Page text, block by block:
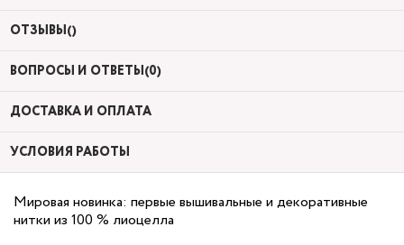
ОТЗЫВЫ()
ВОПРОСЫ И ОТВЕТЫ(0)
ДОСТАВКА И ОПЛАТА
УСЛОВИЯ РАБОТЫ
Мировая новинка: первые вышивальные и декоративные
нитки из 100 % лиоцелла